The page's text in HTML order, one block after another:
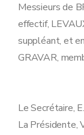
Messieurs de
effectif,
suppléant, et
GRAVAR,
Le Secrétaire,
La Présidente,